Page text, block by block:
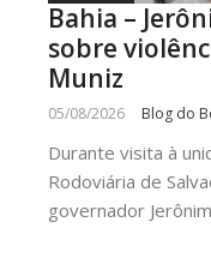
Bahia –
sobre
Muniz
05/08/2026 Blog do
Durante visita à
Rodoviária de
governador